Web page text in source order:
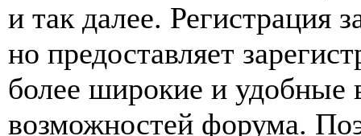
и так далее. Регистрация
но предоставляет
более широкие и удобные
возможностей форума.